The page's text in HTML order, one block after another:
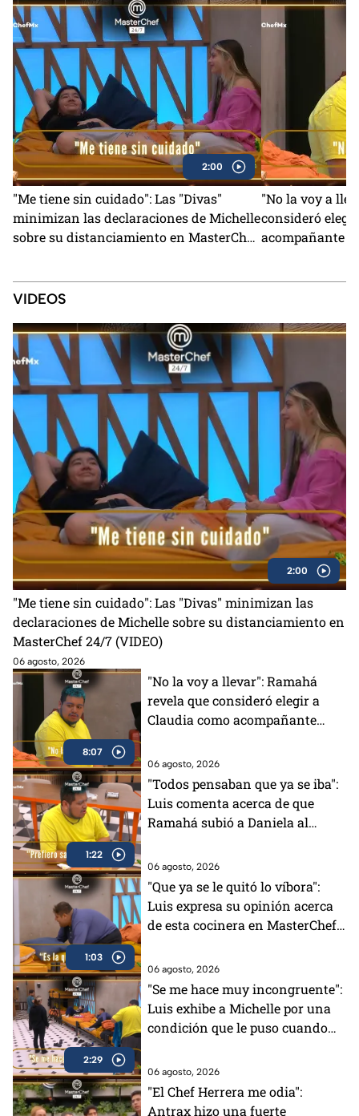
2:00
"Me tiene sin cuidado": Las "Divas"
minimizan las declaraciones de Michelle
sobre su distanciamiento en MasterChef
"No la voy a
consideró
acompañante
VIDEOS
2:00
"Me tiene sin cuidado": Las "Divas" minimizan las
declaraciones de Michelle sobre su distanciamiento en
MasterChef 24/7 (VIDEO)
06 agosto, 2026
8:07
"No la voy a llevar": Ramahá
revela que consideró elegir a
Claudia como acompañante
MasterChef (VIDEO)
06 agosto, 2026
1:22
"Todos pensaban que ya se iba":
Luis comenta acerca de que
Ramahá subió a Daniela al
06 agosto, 2026
1:03
"Que ya se le quitó lo víbora":
Luis expresa su opinión acerca
de esta cocinera en MasterChef
06 agosto, 2026
2:29
"Se me hace muy incongruente":
Luis exhibe a Michelle por una
condición que le puso cuando
06 agosto, 2026
"El Chef Herrera me odia":
Antrax hizo una fuerte